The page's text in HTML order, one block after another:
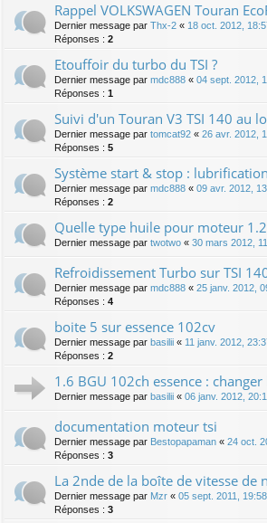
Rappel VOLKSWAGEN Touran
Dernier message par Thx-2 « 18 oct. 2012,
Réponses : 2
Etouffoir du turbo du TSI ?
Dernier message par mdc888 « 04 sept. 2012,
Réponses : 1
Suivi d'un Touran V3 TSI 140 au
Dernier message par tomcat92 « 26 avr. 2012,
Réponses : 5
Système start & stop :
Dernier message par mdc888 « 09 avr. 2012,
Réponses : 2
Quelle type huile pour moteur
Dernier message par twotwo « 30 mars 2012,
Refroidissement Turbo sur TSI
Dernier message par mdc888 « 25 janv. 2012,
Réponses : 4
boite 5 sur essence 102cv
Dernier message par basilii « 11 janv. 2012,
Réponses : 2
1.6 BGU 102ch essence : changer
Dernier message par basilii « 06 janv. 2012,
documentation moteur tsi
Dernier message par Bestopapaman « 24 oct.
Réponses : 3
La 2nde de la boîte de vitesse de
Dernier message par Mzr « 05 sept. 2011, 19:58
Réponses : 3